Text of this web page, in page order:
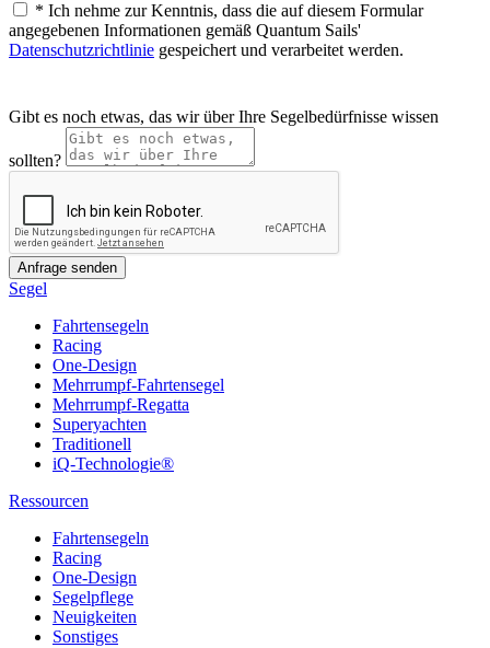
* Ich nehme zur Kenntnis, dass die auf diesem Formular
angegebenen Informationen gemäß Quantum Sails'
Datenschutzrichtlinie gespeichert und verarbeitet werden.
Gibt es noch etwas, das wir über Ihre Segelbedürfnisse wissen
sollten?
Segel
Fahrtensegeln
Racing
One-Design
Mehrrumpf-Fahrtensegel
Mehrrumpf-Regatta
Superyachten
Traditionell
iQ-Technologie®
Ressourcen
Fahrtensegeln
Racing
One-Design
Segelpflege
Neuigkeiten
Sonstiges